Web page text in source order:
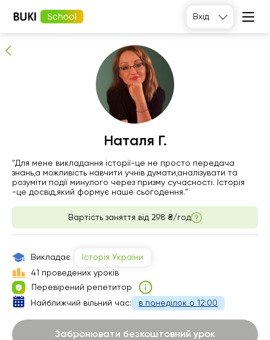
Вхід
Наталя Г. Перевірений репетитор
Наталя Г.
"Для мене викладання історії-це не просто передача
знань,а можливість навчити учнів думати,аналізувати та
розуміти події минулого через призму сучасності. Історія
-це досвід,який формує наше сьогодення."
Вартість заняття від 298 ₴/год
Викладає
Історія України
41 проведених уроків
Перевірений репетитор
Найближчий вільний час:
в понеділок о 12:00
Забронювати безкоштовний урок
сб
8
нд
9
пн
10
вт
11
Немає
годин
Немає
вільних
годин
12:00
12:30
14:00